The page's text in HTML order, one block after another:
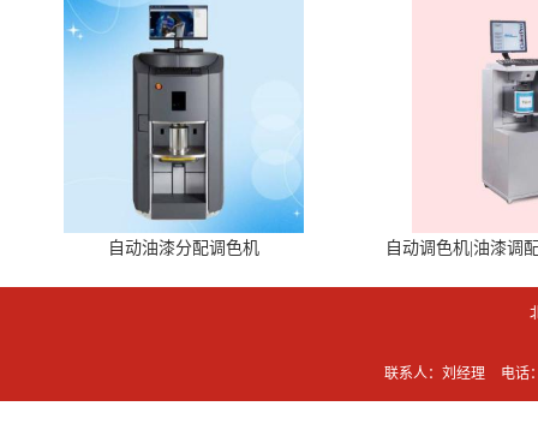
自动油漆分配调色机 自动调色机|油漆调
联系人：刘经理 电话